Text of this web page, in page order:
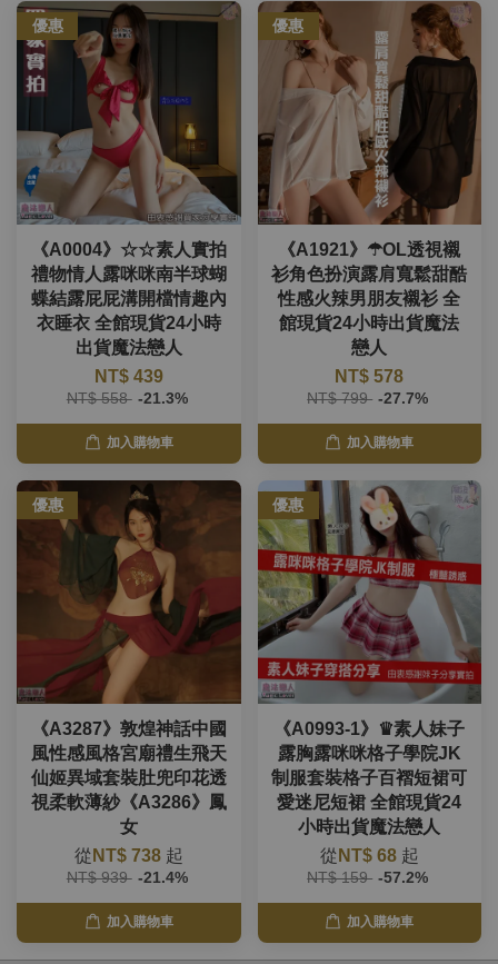
優惠
《A0004》☆☆素人實拍
禮物情人露咪咪南半球蝴
蝶結露屁屁溝開檔情趣內
衣睡衣 全館現貨24小時
出貨魔法戀人
NT$ 439
NT$ 558 -21.3%
加入購物車
優惠
《A1921》☂OL透視襯
衫角色扮演露肩寬鬆甜酷
性感火辣男朋友襯衫 全
館現貨24小時出貨魔法
戀人
NT$ 578
NT$ 799 -27.7%
加入購物車
優惠
《A3287》敦煌神話中國
風性感風格宮廟禮生飛天
仙姬異域套裝肚兜印花透
視柔軟薄紗《A3286》鳳
女
從 NT$ 738 起
NT$ 939 -21.4%
加入購物車
優惠
《A0993-1》♛素人妹子
露胸露咪咪格子學院JK
制服套裝格子百褶短裙可
愛迷尼短裙 全館現貨24
小時出貨魔法戀人
從 NT$ 68 起
NT$ 159 -57.2%
加入購物車